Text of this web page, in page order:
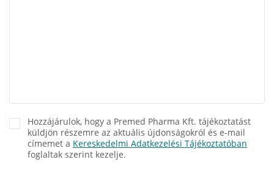
Hozzájárulok, hogy a Premed Pharma Kft. tájékoztatást
küldjön részemre az aktuális újdonságokról és e-mail
címemet a Kereskedelmi Adatkezelési Tájékoztatóban
foglaltak szerint kezelje.